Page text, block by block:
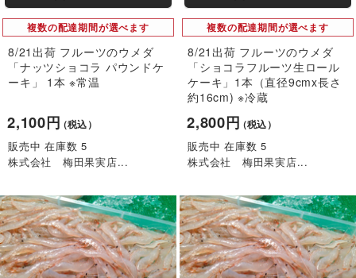
複数の配達期間が選べます
8/21出荷 フルーツのウメダ
「ナッツショコラ パウンドケ
ーキ」 1本 ※常温
2,100円（税込）
販売中 在庫数 5
株式会社 梅田果実店...
複数の配達期間が選べます
8/21出荷 フルーツのウメダ
「ショコラフルーツ生ロール
ケーキ」1本（直径9cmx長さ
約16cm) ※冷蔵
2,800円（税込）
販売中 在庫数 5
株式会社 梅田果実店...